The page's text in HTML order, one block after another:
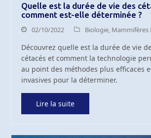
Quelle est la durée de vie des
comment est-elle déterminée ?
02/10/2022 Biologie, Mammifères
Découvrez quelle est la durée de vie
cétacés et comment la technologie
au point des méthodes plus efficaces
invasives pour la déterminer.
Lire la suite